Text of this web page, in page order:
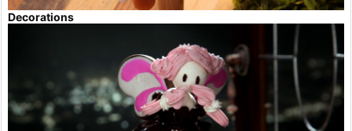
Decorations